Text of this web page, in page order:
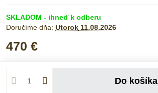
SKLADOM - ihneď k odberu
Doručíme dňa: Utorok 11.08.2026
470 €
Do košíka